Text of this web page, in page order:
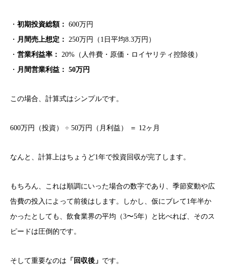
・ 初期投資総額： 600万円
・ 月間売上想定： 250万円（1日平均8.3万円）
・ 営業利益率： 20%（人件費・原価・ロイヤリティ控除後）
・ 月間営業利益： 50万円
この場合、計算式はシンプルです。
600万円（投資） ÷ 50万円（月利益） ＝ 12ヶ月
なんと、計算上はちょうど1年で投資回収が完了します。
もちろん、これは順調にいった場合の数字であり、季節変動や広
告費の投入によって前後はします。しかし、仮にブレて1年半か
かったとしても、飲食業界の平均（3〜5年）と比べれば、そのス
ピードは圧倒的です。
そして重要なのは 「回収後」 です。